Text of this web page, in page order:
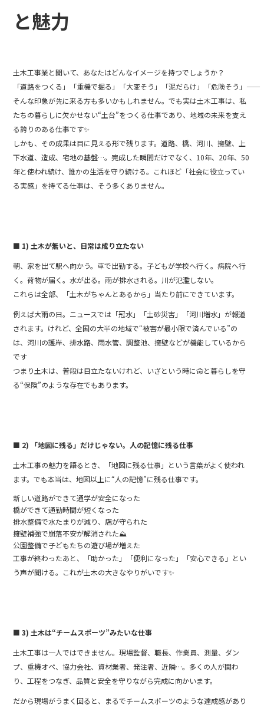
k
と魅力
土木工事業と聞いて、あなたはどんなイメージを持つでしょうか？
「道路をつくる」「重機で掘る」「大変そう」「泥だらけ」「危険そう」――
そんな印象が先に来る方も多いかもしれません。でも実は土木工事は、私
たちの暮らしに欠かせない“土台”をつくる仕事であり、地域の未来を支え
る誇りのある仕事です✨
しかも、その成果は目に見える形で残ります。道路、橋、河川、擁壁、上
下水道、造成、宅地の基盤…。完成した瞬間だけでなく、10年、20年、50
年と使われ続け、誰かの生活を守り続ける。これほど「社会に役立ってい
る実感」を持てる仕事は、そう多くありません。
■ 1) 土木が無いと、日常は成り立たない
朝、家を出て駅へ向かう。車で出勤する。子どもが学校へ行く。病院へ行
く。荷物が届く。水が出る。雨が排水される。川が氾濫しない。
これらは全部、「土木がちゃんとあるから」当たり前にできています。
例えば大雨の日。ニュースでは「冠水」「土砂災害」「河川増水」が報道
されます。けれど、全国の大半の地域で“被害が最小限で済んでいる”の
は、河川の護岸、排水路、雨水管、調整池、擁壁などが機能しているから
です️️
つまり土木は、普段は目立たないけれど、いざという時に命と暮らしを守
る“保険”のような存在でもあります。
■ 2) 「地図に残る」だけじゃない。人の記憶に残る仕事
土木工事の魅力を語るとき、「地図に残る仕事」という言葉がよく使われ
ます。でも本当は、地図以上に“人の記憶”に残る仕事です。
新しい道路ができて通学が安全になった
橋ができて通勤時間が短くなった
排水整備で水たまりが減り、店が守られた️
擁壁補強で崩落不安が解消された⛰️
公園整備で子どもたちの遊び場が増えた
工事が終わったあと、「助かった」「便利になった」「安心できる」とい
う声が聞ける。これが土木の大きなやりがいです✨
■ 3) 土木は“チームスポーツ”みたいな仕事
土木工事は一人ではできません。現場監督、職長、作業員、測量、ダン
プ、重機オペ、協力会社、資材業者、発注者、近隣…。多くの人が関わ
り、工程をつなぎ、品質と安全を守りながら完成に向かいます。
だから現場がうまく回ると、まるでチームスポーツのような達成感があり